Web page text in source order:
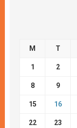
M T
1 2
8 9
15 16
22 23